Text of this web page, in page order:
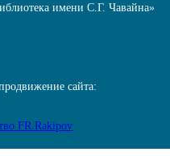
имени С.Г. Чавайна»
сайта:
FR.Rakipov